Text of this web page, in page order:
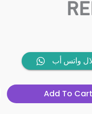
واتس أب
Add To Cart